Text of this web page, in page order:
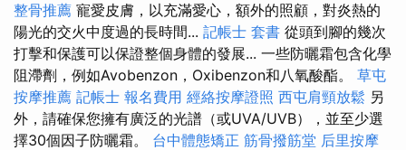
整骨推薦 寵愛皮膚，以充滿愛心，額外的照顧，對炎熱的
陽光的交火中度過的長時間... 記帳士 套書 從頭到腳的幾次
打擊和保護可以保證整個身體的發展... 一些防曬霜包含化學
阻滯劑，例如Avobenzon，Oxibenzon和八氧酸酯。 草屯
按摩推薦 記帳士 報名費用 經絡按摩證照 西屯肩頸放鬆 另
外，請確保您擁有廣泛的光譜（或UVA/UVB），並至少選
擇30個因子防曬霜。 台中體態矯正 筋骨撥筋堂 后里按摩